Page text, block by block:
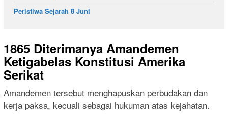
Peristiwa Sejarah 8 Juni
1865 Diterimanya Amandemen
Ketigabelas Konstitusi Amerika
Serikat
Amandemen tersebut menghapuskan perbudakan dan
kerja paksa, kecuali sebagai hukuman atas kejahatan.